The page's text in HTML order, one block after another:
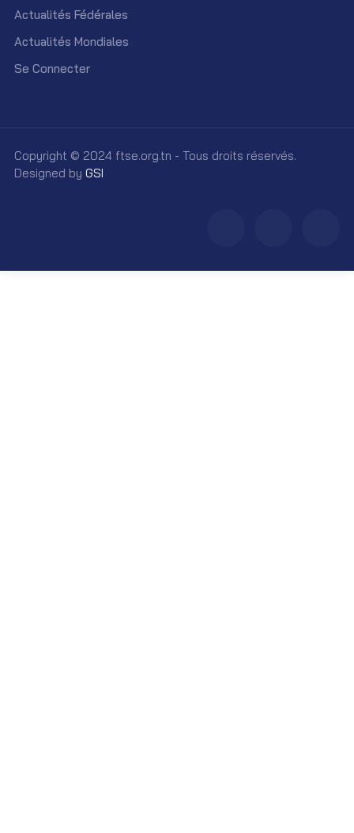
Actualités Fédérales
Actualités Mondiales
Se Connecter
Copyright © 2024 ftse.org.tn - Tous droits réservés.
Designed by GSI